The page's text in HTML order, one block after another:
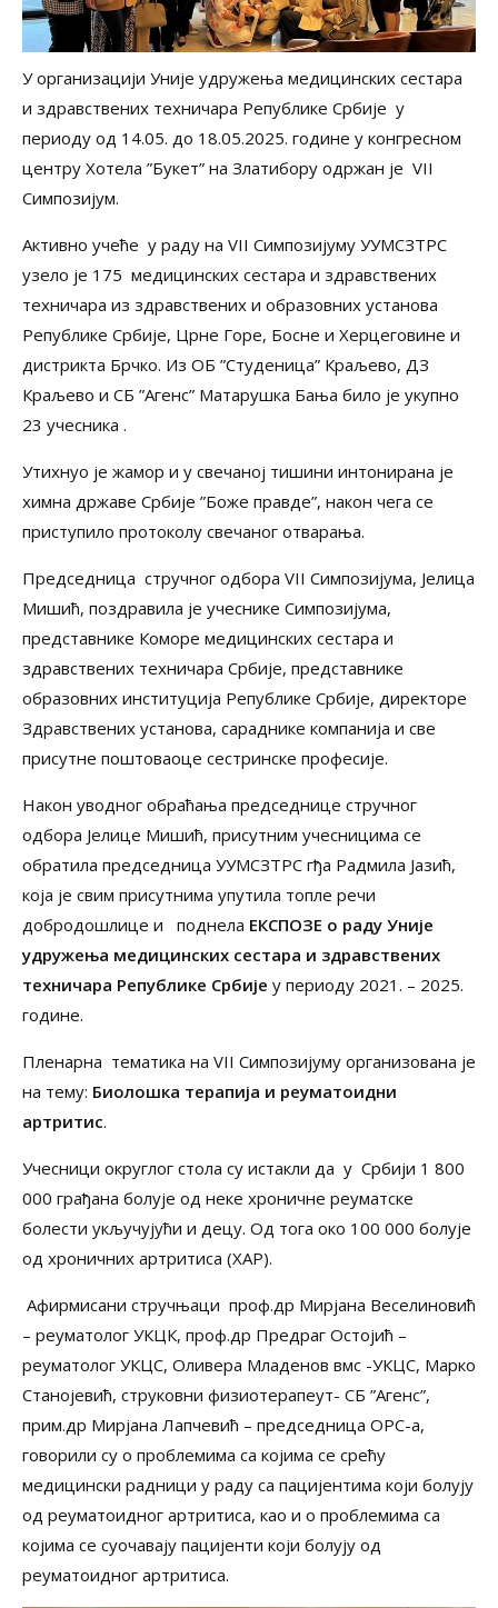
У организацији Уније удружења медицинских сестара
и здравствених техничара Републике Србије у
периоду од 14.05. до 18.05.2025. године у конгресном
центру Хотела ”Букет” на Златибору одржан је VII
Симпозијум.
Активно учеће у раду на VII Симпозијуму УУМСЗТРС
узело је 175 медицинских сестара и здравствених
техничара из здравствених и образовних установа
Републике Србије, Црне Горе, Босне и Херцеговине и
дистрикта Брчко. Из ОБ ”Студеница” Краљево, ДЗ
Краљево и СБ ”Агенс” Матарушка Бања било је укупно
23 учесника .
Утихнуо је жамор и у свечаној тишини интонирана је
химна државе Србије ”Боже правде”, након чега се
приступило протоколу свечаног отварања.
Председница стручног одбора VII Симпозијума, Јелица
Мишић, поздравила је учеснике Симпозијума,
представнике Коморе медицинских сестара и
здравствених техничара Србије, представнике
образовних институција Републике Србије, директоре
Здравствених установа, сараднике компанија и све
присутне поштоваоце сестринске професије.
Након уводног обраћања председнице стручног
одбора Јелице Мишић, присутним учесницима се
обратила председницa УУМСЗТРС гђa Радмилa Јазић,
која је свим присутнима упутила топле речи
добродошлице и поднела ЕКСПОЗЕ о раду Уније
удружења медицинских сестара и здравствених
техничара Републике Србије у периоду 2021. – 2025.
године.
Пленарна тематика на VII Симпозијуму организованa је
на тему: Биолошка терапија и реуматоидни
артритис.
Учесници округлог стола су истакли да у Србији 1 800
000 грађана болује од неке хроничне реуматске
болести укључујући и децу. Од тога око 100 000 болује
од хроничних артритиса (ХАР).
Афирмисани стручњаци проф.др Мирјана Веселиновић
– реуматолог УКЦК, проф.др Предраг Остојић –
реуматолог УКЦС, Оливера Младенов вмс -УКЦС, Марко
Станојевић, струковни физиотерапеут- СБ ”Агенс”,
прим.др Мирјана Лапчевић – председница ОРС-а,
говорили су о проблемима са којима се срећу
медицински радници у раду са пацијентима који болују
од реуматоидног артритиса, као и о проблемима са
којима се суочавају пацијенти који болују од
реуматоидног артритиса.